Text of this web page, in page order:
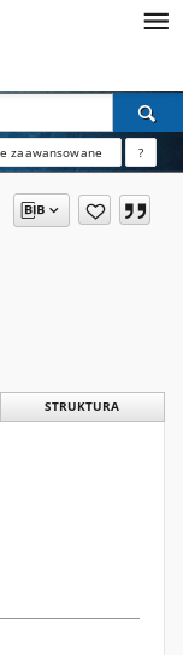
zaawansowane ?
STRUKTURA